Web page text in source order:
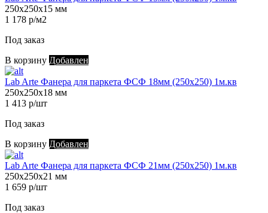
250х250х15 мм
1 178 р/м2
Под заказ
В корзину Добавлен
Lab Arte Фанера для паркета ФСФ 18мм (250х250) 1м.кв
250х250х18 мм
1 413 р/шт
Под заказ
В корзину Добавлен
Lab Arte Фанера для паркета ФСФ 21мм (250х250) 1м.кв
250х250х21 мм
1 659 р/шт
Под заказ